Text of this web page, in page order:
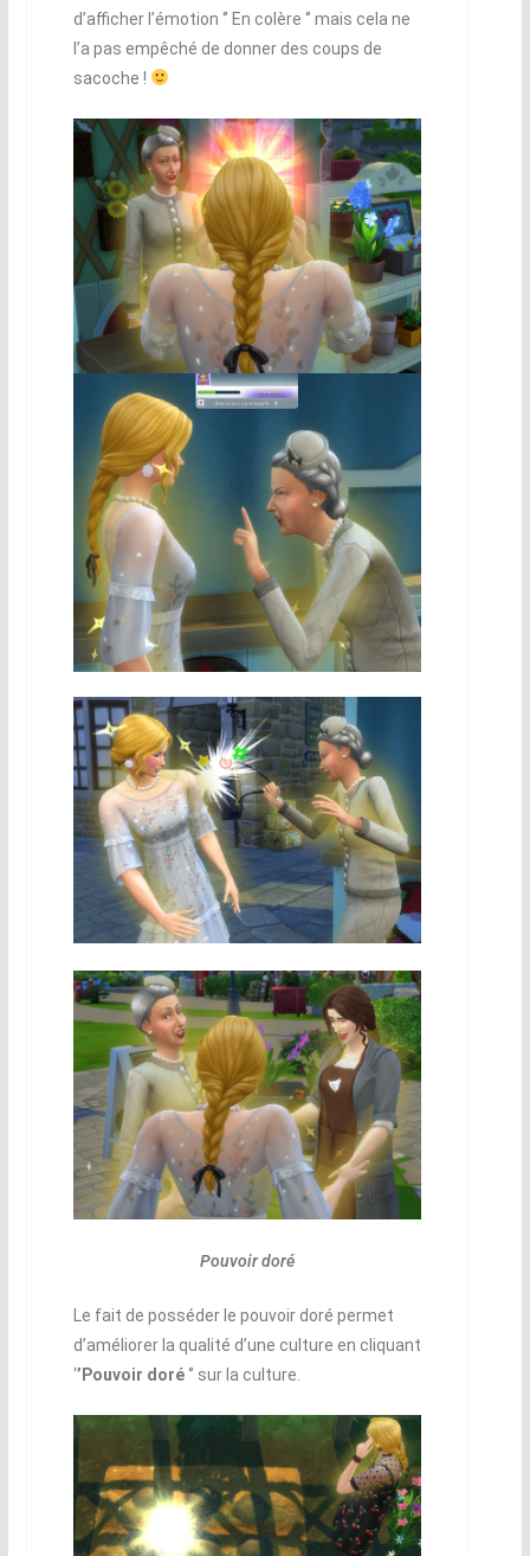
d’afficher l’émotion ‘’ En colère ‘’ mais cela ne
l’a pas empêché de donner des coups de
sacoche !
Pouvoir doré
Le fait de posséder le pouvoir doré permet
d’améliorer la qualité d’une culture en cliquant
‘’Pouvoir doré‘’ sur la culture.